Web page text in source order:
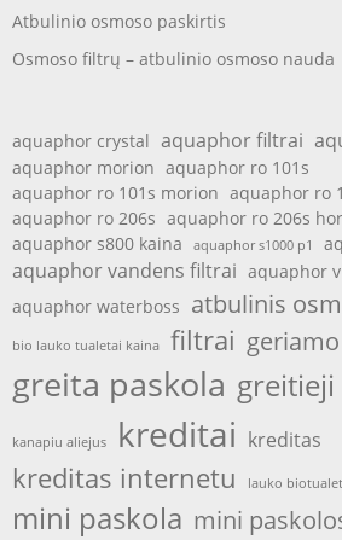
Atbulinio osmoso paskirtis
Osmoso filtrų – atbulinio osmoso nauda
aquaphor crystal aquaphor filtrai
aquaphor morion aquaphor ro 101s
aquaphor ro 101s morion aquaphor ro
aquaphor ro 206s aquaphor ro 206s
aquaphor s800 kaina
aquaphor s1000 p1
aquaphor vandens filtrai aquaphor
aquaphor waterboss atbulinis
bio lauko tualetai kaina filtrai
greita paskola
kanapiu aliejus kreditai kreditas
kreditas internetu lauko
mini paskola mini